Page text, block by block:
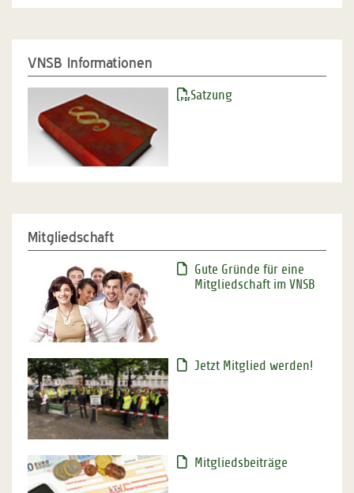
VNSB Informationen
Satzung
Mitgliedschaft
Gute Gründe für eine
Mitgliedschaft im VNSB
Jetzt Mitglied werden!
Mitgliedsbeiträge